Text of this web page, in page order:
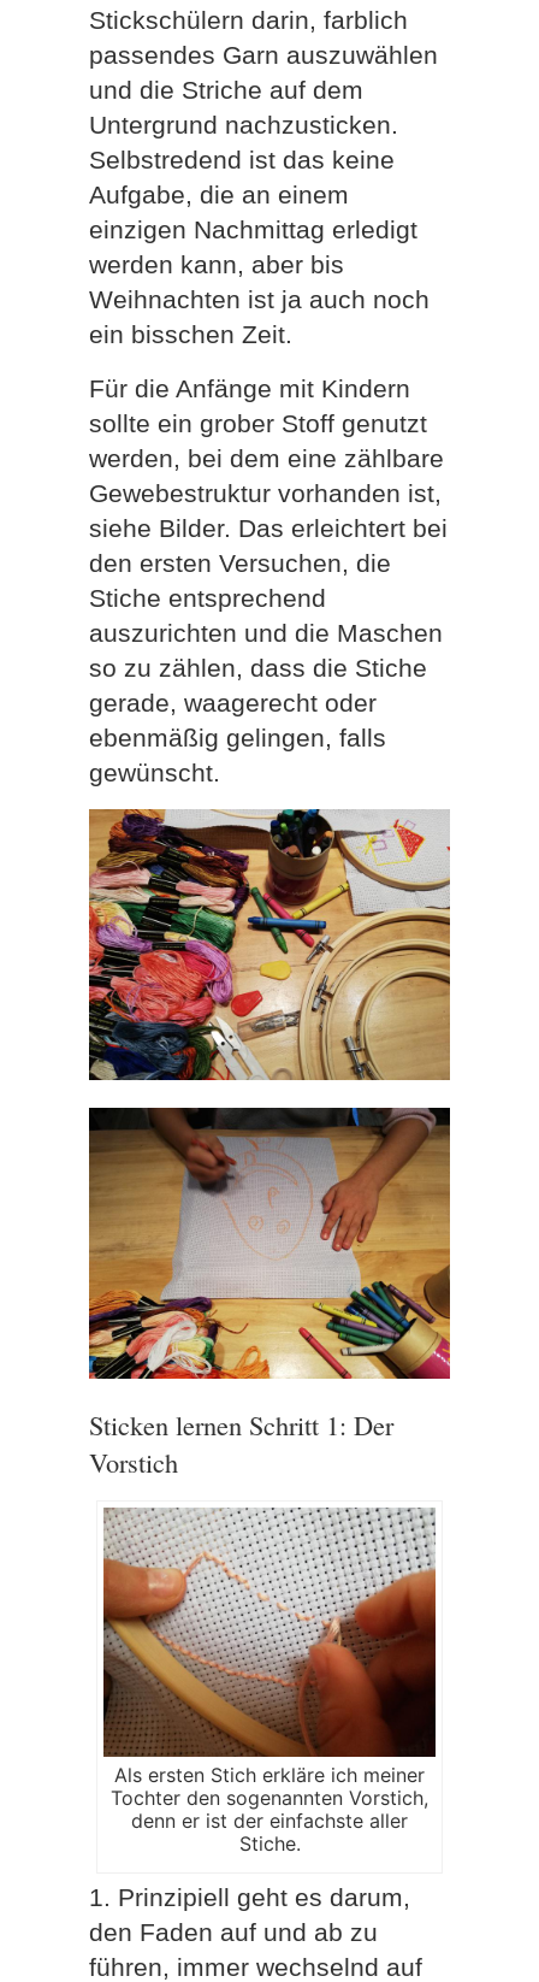
Stickschülern darin, farblich
passendes Garn auszuwählen
und die Striche auf dem
Untergrund nachzusticken.
Selbstredend ist das keine
Aufgabe, die an einem
einzigen Nachmittag erledigt
werden kann, aber bis
Weihnachten ist ja auch noch
ein bisschen Zeit.
Für die Anfänge mit Kindern
sollte ein grober Stoff genutzt
werden, bei dem eine zählbare
Gewebestruktur vorhanden ist,
siehe Bilder. Das erleichtert bei
den ersten Versuchen, die
Stiche entsprechend
auszurichten und die Maschen
so zu zählen, dass die Stiche
gerade, waagerecht oder
ebenmäßig gelingen, falls
gewünscht.
Sticken lernen Schritt 1: Der
Vorstich
Als ersten Stich erkläre ich meiner
Tochter den sogenannten Vorstich,
denn er ist der einfachste aller
Stiche.
1. Prinzipiell geht es darum,
den Faden auf und ab zu
führen, immer wechselnd auf